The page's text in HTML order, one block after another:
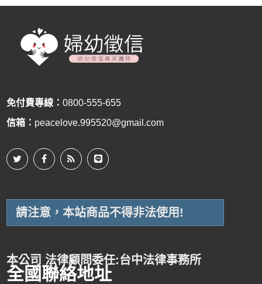
免付費專線：0800-555-655
信箱： peacelove.995520@gmail.com
請注意，本站商品不得非法使用!
本公司 法律顧問委任:台中法律事務所
全國聯絡地址